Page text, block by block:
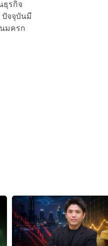
ธุรกิจ
ปัจจุบันมี
มครก